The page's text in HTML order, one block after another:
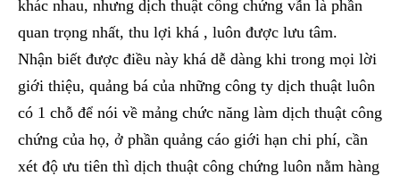
khác nhau, nhưng dịch thuật công chứng vẫn là phần
quan trọng nhất, thu lợi khá , luôn được lưu tâm.
Nhận biết được điều này khá dễ dàng khi trong mọi lời
giới thiệu, quảng bá của những công ty dịch thuật luôn
có 1 chỗ để nói về mảng chức năng làm dịch thuật công
chứng của họ, ở phần quảng cáo giới hạn chi phí, cần
xét độ ưu tiên thì dịch thuật công chứng luôn nằm hàng